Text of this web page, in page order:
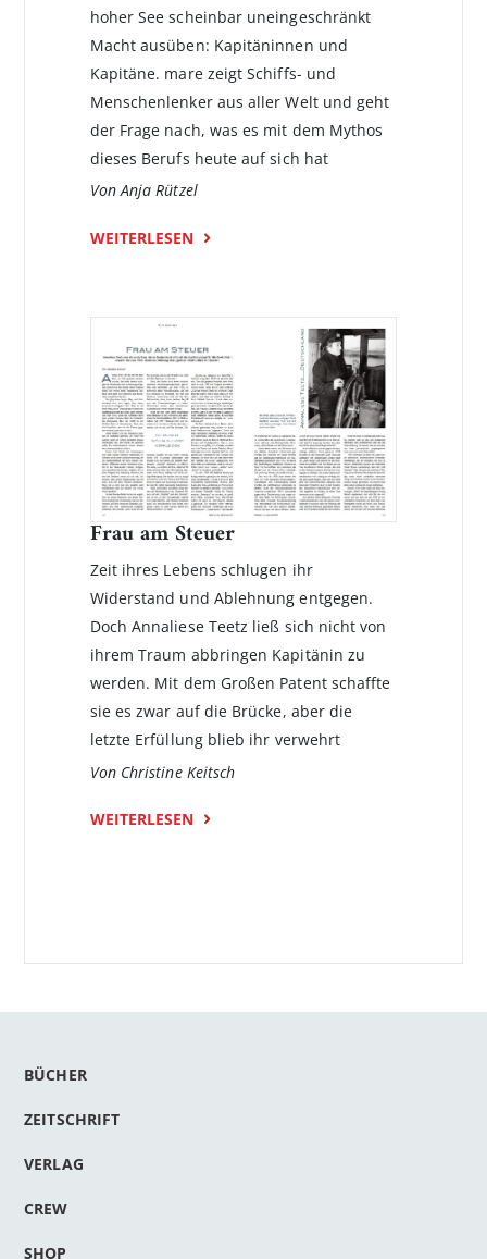
hoher See scheinbar uneingeschränkt
Macht ausüben: Kapitäninnen und
Kapitäne. mare zeigt Schiffs- und
Menschenlenker aus aller Welt und geht
der Frage nach, was es mit dem Mythos
dieses Berufs heute auf sich hat
Von Anja Rützel
WEITERLESEN
Frau am Steuer
Zeit ihres Lebens schlugen ihr
Widerstand und Ablehnung entgegen.
Doch Annaliese Teetz ließ sich nicht von
ihrem Traum abbringen Kapitänin zu
werden. Mit dem Großen Patent schaffte
sie es zwar auf die Brücke, aber die
letzte Erfüllung blieb ihr verwehrt
Von Christine Keitsch
WEITERLESEN
BÜCHER
ZEITSCHRIFT
VERLAG
CREW
SHOP